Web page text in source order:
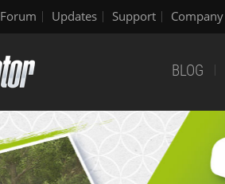
Forum Updates Support Company
BLOG